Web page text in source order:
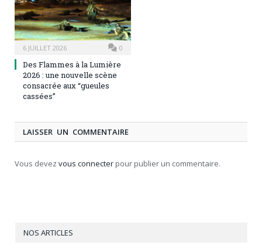
6 JUILLET 2026 0
Des Flammes à la Lumière
2026 : une nouvelle scène
consacrée aux “gueules
cassées”
LAISSER UN COMMENTAIRE
Vous devez vous connecter pour publier un commentaire.
NOS ARTICLES